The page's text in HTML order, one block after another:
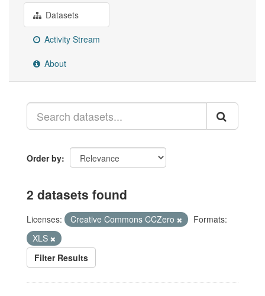
Datasets
Activity Stream
About
Order by
2 datasets found
Licenses: Creative Commons CCZero
Formats:
XLS
Filter Results